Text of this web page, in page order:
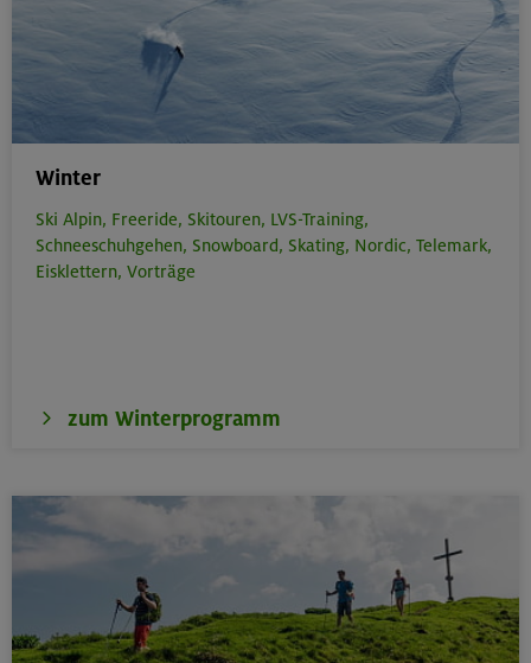
Winter
Ski Alpin, Freeride, Skitouren, LVS-Training,
Schneeschuhgehen, Snowboard, Skating, Nordic, Telemark,
Eisklettern, Vorträge
zum Winterprogramm